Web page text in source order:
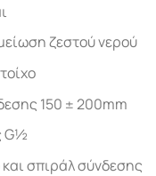
ζεστού νερού
150 ± 200mm
G½
σπιράλ σύνδεσης